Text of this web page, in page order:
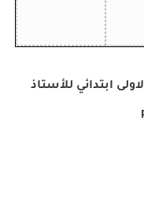
ابتدائي للأستاذ